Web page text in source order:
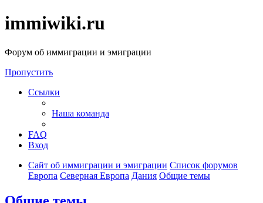
immiwiki.ru
Форум об иммиграции и эмиграции
Пропустить
Ссылки
Наша команда
FAQ
Вход
Сайт об иммиграции и эмиграции Список форумов
Европа Северная Европа Дания Общие темы